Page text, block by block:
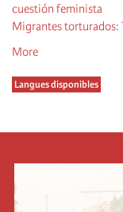
cuestión feminista
Migrantes torturados:
More
Langues disponibles